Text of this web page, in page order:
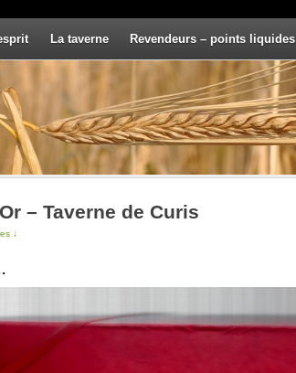
La taverne Revendeurs – points liquides
– Taverne de Curis
↓